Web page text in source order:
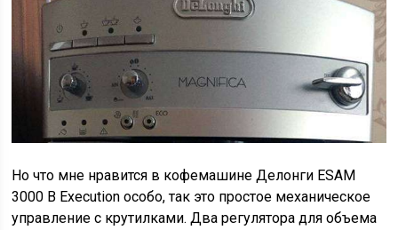
Но что мне нравится в кофемашине Делонги ESAM
3000 B Execution особо, так это простое механическое
управление с крутилками. Два регулятора для объема